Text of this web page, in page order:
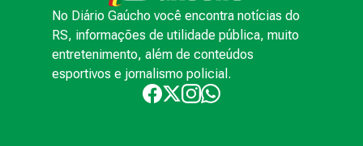
No Diário Gaúcho você encontra notícias do
RS, informações de utilidade pública, muito
entretenimento, além de conteúdos
esportivos e jornalismo policial.